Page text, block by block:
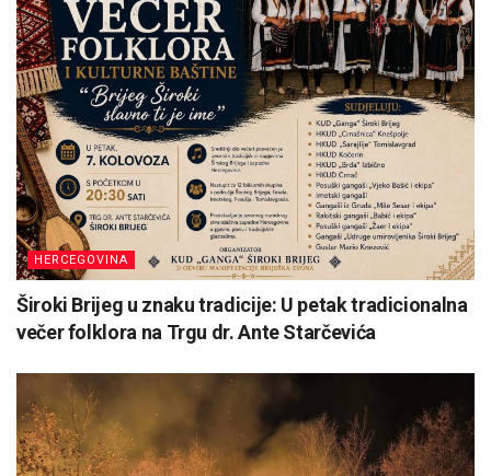
HERCEGOVINA
Široki Brijeg u znaku tradicije: U petak tradicionalna
večer folklora na Trgu dr. Ante Starčevića